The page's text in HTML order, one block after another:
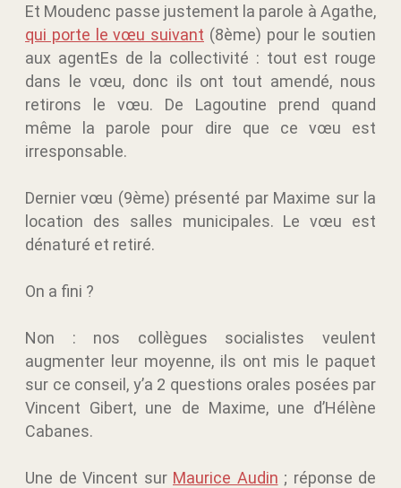
Et Moudenc passe justement la parole à Agathe,
qui porte le vœu suivant (8ème) pour le soutien
aux agentEs de la collectivité : tout est rouge
dans le vœu, donc ils ont tout amendé, nous
retirons le vœu. De Lagoutine prend quand
même la parole pour dire que ce vœu est
irresponsable.
Dernier vœu (9ème) présenté par Maxime sur la
location des salles municipales. Le vœu est
dénaturé et retiré.
On a fini ?
Non : nos collègues socialistes veulent
augmenter leur moyenne, ils ont mis le paquet
sur ce conseil, y’a 2 questions orales posées par
Vincent Gibert, une de Maxime, une d’Hélène
Cabanes.
Une de Vincent sur Maurice Audin ; réponse de